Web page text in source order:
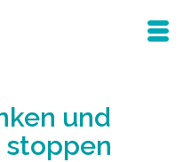
und
stoppen